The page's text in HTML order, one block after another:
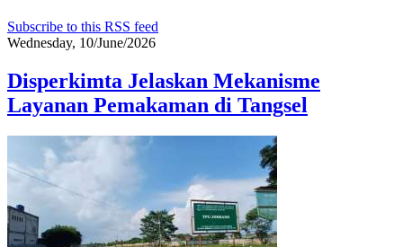
Subscribe to this RSS feed
Wednesday, 10/June/2026
Disperkimta Jelaskan Mekanisme
Layanan Pemakaman di Tangsel